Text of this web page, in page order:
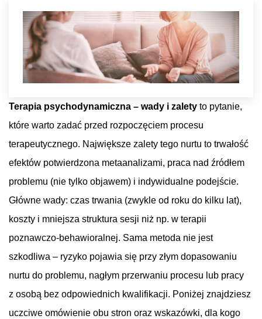
Terapia psychodynamiczna – wady i zalety to pytanie,
które warto zadać przed rozpoczęciem procesu
terapeutycznego. Największe zalety tego nurtu to trwałość
efektów potwierdzona metaanalizami, praca nad źródłem
problemu (nie tylko objawem) i indywidualne podejście.
Główne wady: czas trwania (zwykle od roku do kilku lat),
koszty i mniejsza struktura sesji niż np. w terapii
poznawczo-behawioralnej. Sama metoda nie jest
szkodliwa – ryzyko pojawia się przy złym dopasowaniu
nurtu do problemu, nagłym przerwaniu procesu lub pracy
z osobą bez odpowiednich kwalifikacji. Poniżej znajdziesz
uczciwe omówienie obu stron oraz wskazówki, dla kogo